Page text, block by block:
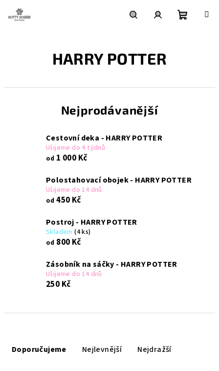
obsah
HARRY POTTER
Nejprodávanější
Cestovní deka - HARRY POTTER
Ušijeme do 4 týdnů
od 1 000 Kč
Polostahovací obojek - HARRY POTTER
Ušijeme do 14 dnů
od 450 Kč
Postroj - HARRY POTTER
Skladem(4 ks)
od 800 Kč
Zásobník na sáčky - HARRY POTTER
Ušijeme do 14 dnů
250 Kč
Doporučujeme Nejlevnější Nejdražší